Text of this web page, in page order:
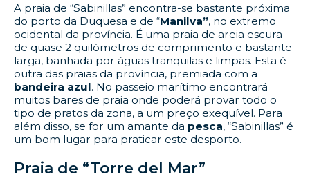
A praia de “Sabinillas” encontra-se bastante próxima
do porto da Duquesa e de “Manilva”, no extremo
ocidental da província. É uma praia de areia escura
de quase 2 quilómetros de comprimento e bastante
larga, banhada por águas tranquilas e limpas. Esta é
outra das praias da província, premiada com a
bandeira azul. No passeio marítimo encontrará
muitos bares de praia onde poderá provar todo o
tipo de pratos da zona, a um preço exequível. Para
além disso, se for um amante da pesca, “Sabinillas” é
um bom lugar para praticar este desporto.
Praia de “Torre del Mar”